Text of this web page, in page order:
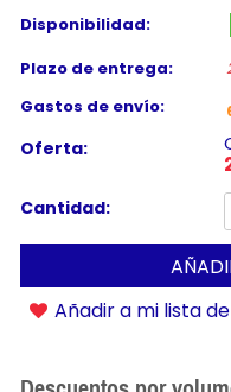
Disponibilidad:
Plazo de entrega:
Gastos de envío:
Oferta:
Cantidad:
Añadir a mi lista